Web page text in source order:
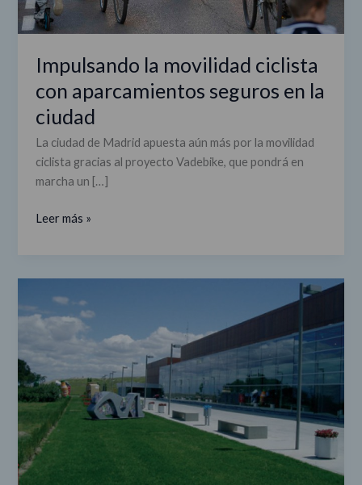
Impulsando la movilidad ciclista
con aparcamientos seguros en la
ciudad
La ciudad de Madrid apuesta aún más por la movilidad
ciclista gracias al proyecto Vadebike, que pondrá en
marcha un […]
Leer más »
proyecto/
Residuos
la
movilidad,
la
apuesta
entre